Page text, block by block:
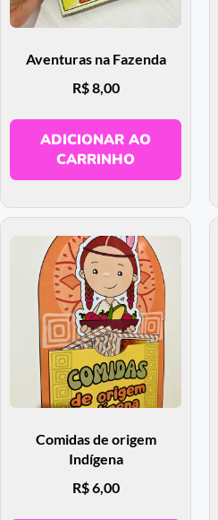
Aventuras na Fazenda
R$8,00
ADICIONAR AO
CARRINHO
Comidas de origem
Indígena
R$6,00